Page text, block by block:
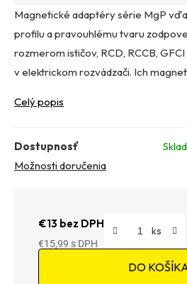
Magnetické adaptéry série MgP
profilu a pravouhlému tvaru
rozmerom ističov, RCD, RCCB,
v elektrickom rozvádzači. Ich
Celý popis
Dostupnosť
Možnosti doručenia
€13 bez DPH
€15,99
DO